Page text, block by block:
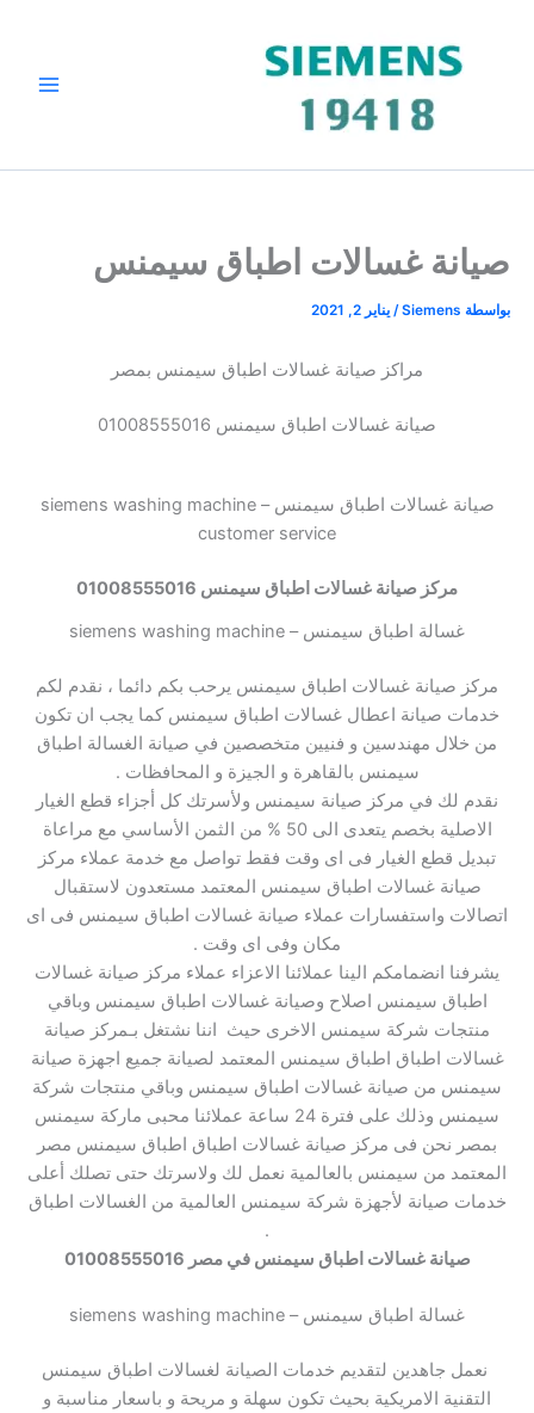
صيانة غسالات اطباق سيمنس
بواسطة Siemens
/ يناير 2, 2021
مراكز صيانة غسالات اطباق سيمنس بمصر
صيانة غسالات اطباق سيمنس 01008555016
صيانة غسالات اطباق سيمنس – siemens washing machine
customer service
مركز صيانة غسالات اطباق سيمنس 01008555016
غسالة اطباق سيمنس – siemens washing machine
مركز صيانة غسالات اطباق سيمنس يرحب بكم دائما ، نقدم لكم
خدمات صيانة اعطال غسالات اطباق سيمنس كما يجب ان تكون
من خلال مهندسين و فنيين متخصصين في صيانة الغسالة اطباق
سيمنس بالقاهرة و الجيزة و المحافظات .
نقدم لك في مركز صيانة سيمنس ولأسرتك كل أجزاء قطع الغيار
الاصلية بخصم يتعدى الى 50 % من الثمن الأساسي مع مراعاة
تبديل قطع الغيار فى اى وقت فقط تواصل مع خدمة عملاء مركز
صيانة غسالات اطباق سيمنس المعتمد مستعدون لاستقبال
اتصالات واستفسارات عملاء صيانة غسالات اطباق سيمنس فى اى
مكان وفى اى وقت .
يشرفنا انضمامكم الينا عملائنا الاعزاء عملاء مركز صيانة غسالات
اطباق سيمنس اصلاح وصيانة غسالات اطباق سيمنس وباقي
منتجات شركة سيمنس الاخرى حيث اننا نشتغل بـمركز صيانة
غسالات اطباق اطباق سيمنس المعتمد لصيانة جميع اجهزة صيانة
سيمنس من صيانة غسالات اطباق سيمنس وباقي منتجات شركة
سيمنس وذلك على فترة 24 ساعة عملائنا محبى ماركة سيمنس
بمصر نحن فى مركز صيانة غسالات اطباق اطباق سيمنس مصر
المعتمد من سيمنس بالعالمية نعمل لك ولاسرتك حتى تصلك أعلى
خدمات صيانة لأجهزة شركة سيمنس العالمية من الغسالات اطباق
.
صيانة غسالات اطباق سيمنس في مصر 01008555016
غسالة اطباق سيمنس – siemens washing machine
نعمل جاهدين لتقديم خدمات الصيانة لغسالات اطباق سيمنس
التقنية الامريكية بحيث تكون سهلة و مريحة و باسعار مناسبة و